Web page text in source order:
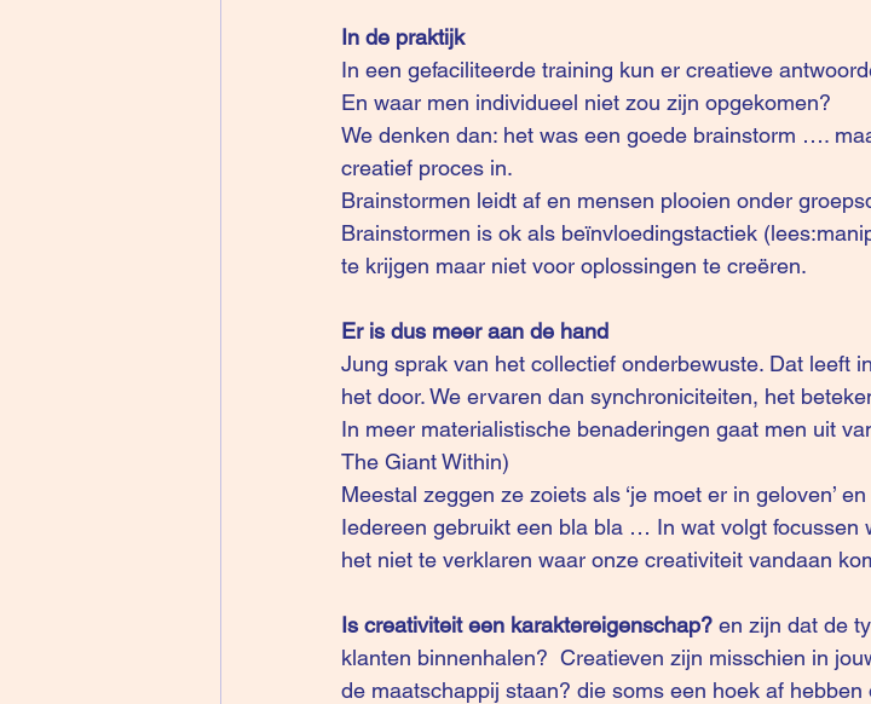
In de praktijk
In een gefaciliteerde training kun er creatieve
En waar men individueel niet zou zijn opgekomen?
We denken dan: het was een goede brainstorm ….
creatief proces in.
Brainstormen leidt af en mensen plooien onder
Brainstormen is ok als beïnvloedingstactiek
te krijgen maar niet voor oplossingen te creëren.
Er is dus meer aan de hand
Jung sprak van het collectief onderbewuste. Dat leeft
het door. We ervaren dan synchroniciteiten, het
In meer materialistische benaderingen gaat men uit
The Giant Within)
Meestal zeggen ze zoiets als ‘je moet er in geloven’
Iedereen gebruikt een bla bla … In wat volgt focussen
het niet te verklaren waar onze creativiteit vandaan
Is creativiteit een karaktereigenschap? en zijn dat de
klanten binnenhalen?  Creatieven zijn misschien in
de maatschappij staan? die soms een hoek af